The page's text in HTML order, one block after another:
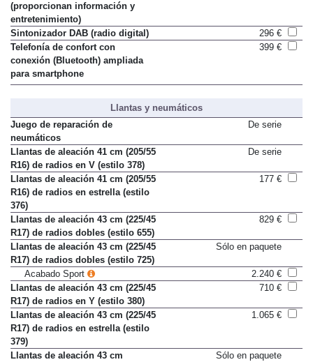
(proporcionan información y
entretenimiento)
Sintonizador DAB (radio digital)
296 €
Telefonía de confort con
conexión (Bluetooth) ampliada
para smartphone
399 €
Llantas y neumáticos
Juego de reparación de
neumáticos
De serie
Llantas de aleación 41 cm (205/55
R16) de radios en V (estilo 378)
De serie
Llantas de aleación 41 cm (205/55
R16) de radios en estrella (estilo
376)
177 €
Llantas de aleación 43 cm (225/45
R17) de radios dobles (estilo 655)
829 €
Llantas de aleación 43 cm (225/45
R17) de radios dobles (estilo 725)
Sólo en paquete
Acabado Sport
2.240 €
Llantas de aleación 43 cm (225/45
R17) de radios en Y (estilo 380)
710 €
Llantas de aleación 43 cm (225/45
R17) de radios en estrella (estilo
379)
1.065 €
Llantas de aleación 43 cm
Sólo en paquete